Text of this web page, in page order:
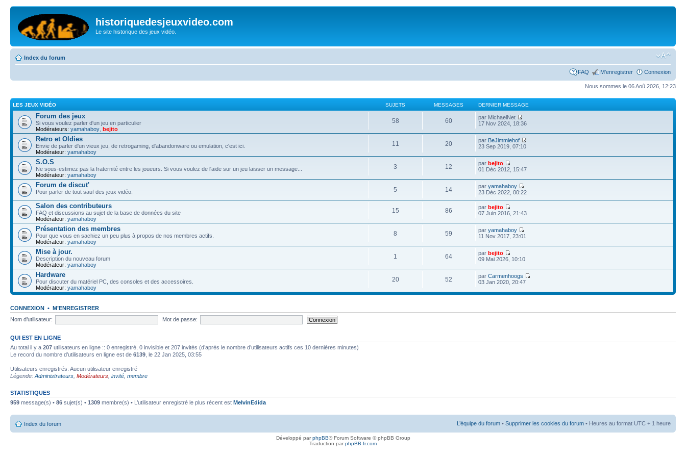
historiquedesjeuxvideo.com
Le site historique des jeux vidéo.
Index du forum
FAQ M’enregistrer Connexion
Nous sommes le 06 Aoû 2026, 12:23
LES JEUX VIDÉO SUJETS MESSAGES DERNIER MESSAGE
Forum des jeux
Si vous voulez parler d'un jeu en particulier
Modérateurs: yamahaboy bejito
58 60
par MichaelNet
17 Nov 2024, 18:36
Retro et Oldies
Envie de parler d'un vieux jeu, de retrogaming, d'abandonware ou emulation, c'est ici.
Modérateur: yamahaboy
11 20 par BeJimmiehof
23 Sep 2019, 07:10
S.O.S
Ne sous-estimez pas la fraternité entre les joueurs. Si vous voulez de l'aide sur un jeu laisser un message...
Modérateur: yamahaboy
3 12 parbejito
01 Déc 2012, 15:47
Forum de discut'
Pour parler de tout sauf des jeux vidéo. 5 14 paryamahaboy
23 Déc 2022, 00:22
Salon des contributeurs
FAQ et discussions au sujet de la base de données du site
Modérateur: yamahaboy
15 86 parbejito
07 Juin 2016, 21:43
Présentation des membres
Pour que vous en sachiez un peu plus à propos de nos membres actifs.
Modérateur: yamahaboy
8 59 paryamahaboy
11 Nov 2017, 23:01
Mise à jour.
Description du nouveau forum
Modérateur: yamahaboy
1 64 parbejito
09 Mai 2026, 10:10
Hardware
Pour discuter du matériel PC, des consoles et des accessoires.
Modérateur: yamahaboy
20 52 parCarmenhoogs
03 Jan 2020, 20:47
CONNEXION • M’ENREGISTRER
Nom d’utilisateur:
Mot de passe:
QUI EST EN LIGNE
Au total il y a 207 utilisateurs en ligne :: 0 enregistré, 0 invisible et 207 invités (d’après le nombre d’utilisateurs actifs ces 10 dernières minutes)
Le record du nombre d’utilisateurs en ligne est de 6139 , le 22 Jan 2025, 03:55
Utilisateurs enregistrés: Aucun utilisateur enregistré
Légende: Administrateurs Modérateurs invité membre
STATISTIQUES
959 message(s) • 86 sujet(s) • 1309 membre(s) • L’utilisateur enregistré le plus récent est MelvinEdida
Index du forum L’équipe du forum • Supprimer les cookies du forum • Heures au format UTC + 1 heure
Développé parphpBB® Forum Software © phpBB Group
Traduction parphpBB-fr.com